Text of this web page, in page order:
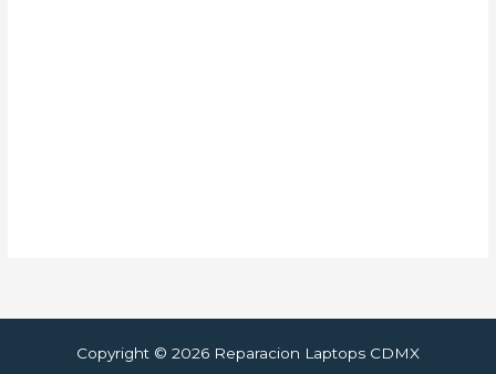
Copyright © 2026 Reparacion Laptops CDMX